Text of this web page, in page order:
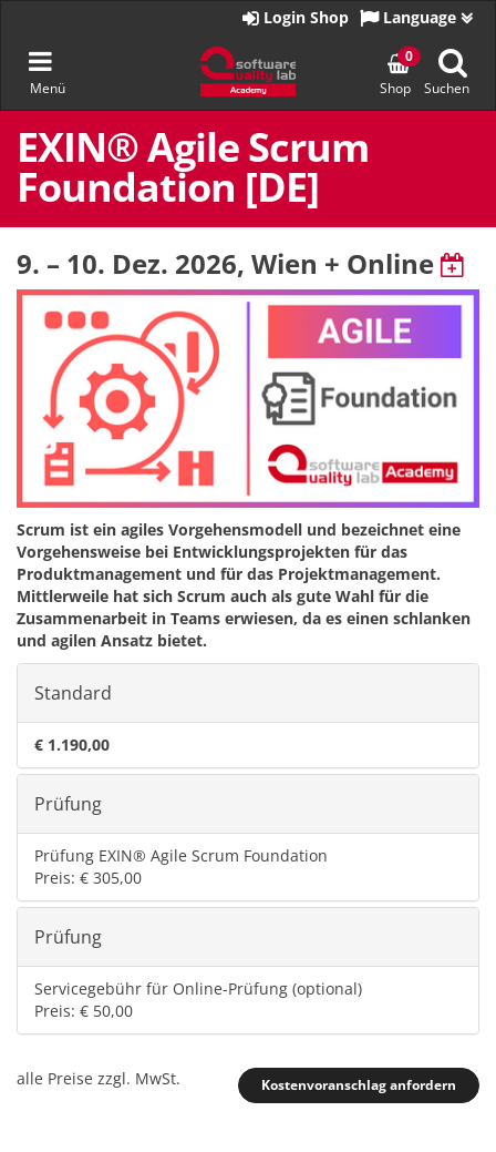
Zum
Inhalt
springen
Navigation
umschalten
Menü
Startseite
Language
Login Shop
Shop
0
Suchen
EXIN® Agile Scrum
Foundation [DE]
9. – 10. Dez. 2026, Wien + Online
Scrum ist ein agiles Vorgehensmodell und bezeichnet eine
Vorgehensweise bei Entwicklungsprojekten für das
Produktmanagement und für das Projektmanagement.
Mittlerweile hat sich Scrum auch als gute Wahl für die
Zusammenarbeit in Teams erwiesen, da es einen schlanken
und agilen Ansatz bietet.
Standard
€ 1.190,00
Prüfung
Prüfung EXIN® Agile Scrum Foundation
Preis: € 305,00
Prüfung
Servicegebühr für Online-Prüfung (optional)
Preis: € 50,00
Kostenvoranschlag anfordern
alle Preise zzgl. MwSt.